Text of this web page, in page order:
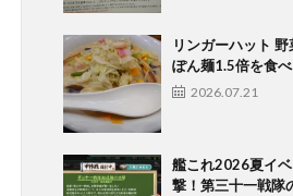
リンガーハット
ぽん麺1.5倍を食
2026.07.21
艦これ2026夏イ
撃！第三十一戦隊